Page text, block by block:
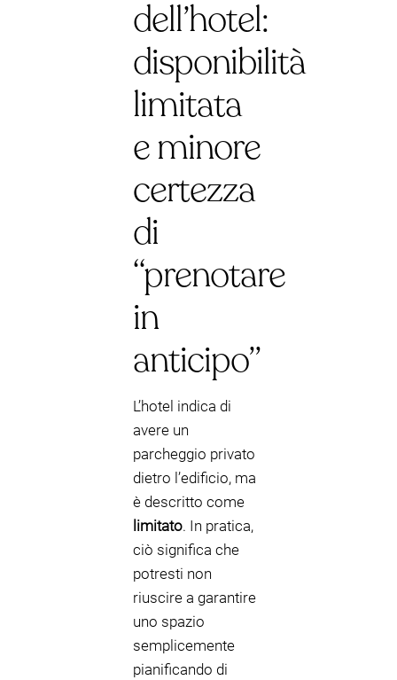
dell’hotel:
disponibilità
limitata
e minore
certezza
di
“prenotare
in
anticipo”
L’hotel indica di
avere un
parcheggio privato
dietro l’edificio, ma
è descritto come
limitato. In pratica,
ciò significa che
potresti non
riuscire a garantire
uno spazio
semplicemente
pianificando di